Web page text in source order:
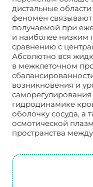
дистальные
феномен
получаемой при
и наиболее низким
сравнению с
Абсолютно вся
в межклеточном
возникновения и
гидродинамике
оболочку сосуда, а
осмотической
пространства